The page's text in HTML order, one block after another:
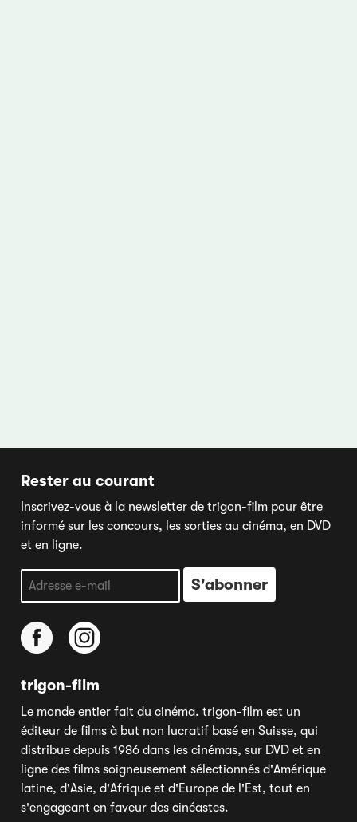
Rester au courant
Inscrivez-vous à la newsletter de trigon-film pour être
informé sur les concours, les sorties au cinéma, en DVD
et en ligne.
trigon-film
Le monde entier fait du cinéma. trigon-film est un
éditeur de films à but non lucratif basé en Suisse, qui
distribue depuis 1986 dans les cinémas, sur DVD et en
ligne des films soigneusement sélectionnés d'Amérique
latine, d'Asie, d'Afrique et d'Europe de l'Est, tout en
s'engageant en faveur des cinéastes.